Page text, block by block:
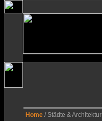
Home / Städte & Architektur